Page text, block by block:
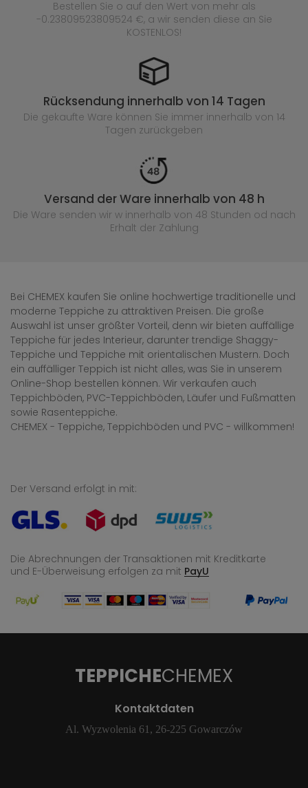
Bestellen Sie o auf den Wert von mehr als
-0.23809523809524 €, a wir senden diese an Sie
KOSTENLOS!
Rücksendung innerhalb von 14 Tagen
Die gekaufte Ware können Sie immer innerhalb von 14
Tagen zurückgeben
Versand der Ware innerhalb von 48 h
Die Ware senden wir w innerhalb von 48 Stunden od nach
Erhalt der Zahlung
Bei CHEMEX kaufen Sie online hochwertige traditionelle und
moderne Teppiche zu attraktiven Preisen. Die große
Auswahl ist unser größter Vorteil, denn wir bieten auffällige
Teppiche für jedes Interieur, darunter trendige Shaggy-
Teppiche und Teppiche mit orientalischen Mustern. Doch
ein auffälliger Teppich ist nicht alles, was Sie in unserem
Online-Shop bestellen können. Wir verkaufen auch
Teppichböden, PVC-Teppichböden, Läufer und Fußmatten
sowie Rasenteppiche.
CHEMEX - Teppiche, Teppichböden und PVC - willkommen!
Der Versand erfolgt in mit:
Die Abrechnungen der Transaktionen mit Kreditkarte
und E-Überweisung erfolgen za mit PayU
TEPPICHECHEMEX
Kontaktdaten
Al. Wyzwolenia 61, 26-225 Gowarczów